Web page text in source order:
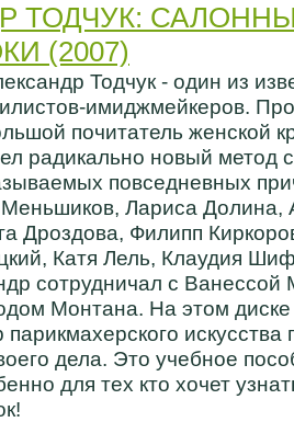
ТОДЧУК:
(2007)
Тодчук - один из
имиджмейкеров.
почитатель женской
радикально новый метод
повседневных
Меньшиков, Лариса
Дроздова, Филипп
Катя Лель, Клаудия
сотрудничал с Ванессой
Монтана. На этом диске
парикмахерского искусства
дела. Это учебное
для тех кто хочет